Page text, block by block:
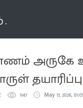
அருகே
1147 May 17, 2026,